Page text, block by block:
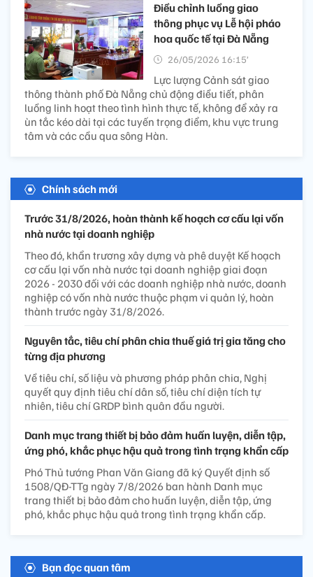
Điều chỉnh luồng giao
thông phục vụ Lễ hội pháo
hoa quốc tế tại Đà Nẵng
26/05/2026 16:15’
Lực lượng Cảnh sát giao
thông thành phố Đà Nẵng chủ động điều tiết, phân
luồng linh hoạt theo tình hình thực tế, không để xảy ra
ùn tắc kéo dài tại các tuyến trọng điểm, khu vực trung
tâm và các cầu qua sông Hàn.
Chính sách mới
Trước 31/8/2026, hoàn thành kế hoạch cơ cấu lại vốn
nhà nước tại doanh nghiệp
Theo đó, khẩn trương xây dựng và phê duyệt Kế hoạch
cơ cấu lại vốn nhà nước tại doanh nghiệp giai đoạn
2026 - 2030 đối với các doanh nghiệp nhà nước, doanh
nghiệp có vốn nhà nước thuộc phạm vi quản lý, hoàn
thành trước ngày 31/8/2026.
Nguyên tắc, tiêu chí phân chia thuế giá trị gia tăng cho
từng địa phương
Về tiêu chí, số liệu và phương pháp phân chia, Nghị
quyết quy định tiêu chí dân số, tiêu chí diện tích tự
nhiên, tiêu chí GRDP bình quân đầu người.
Danh mục trang thiết bị bảo đảm huấn luyện, diễn tập,
ứng phó, khắc phục hậu quả trong tình trạng khẩn cấp
Phó Thủ tướng Phan Văn Giang đã ký Quyết định số
1508/QĐ-TTg ngày 7/8/2026 ban hành Danh mục
trang thiết bị bảo đảm cho huấn luyện, diễn tập, ứng
phó, khắc phục hậu quả trong tình trạng khẩn cấp.
Bạn đọc quan tâm